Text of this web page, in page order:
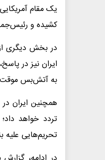
یک مقام
کشیده و
به آتش‌بس
همچنین ایران
تحریم‌هایی علیه